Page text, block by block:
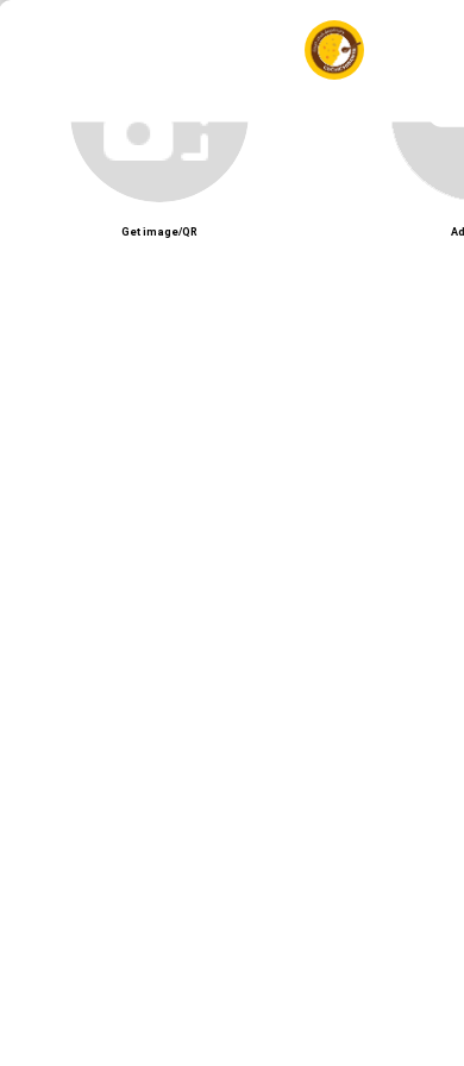
Unmute
CoCo Ichibanya Vietnam – Chuỗi curry Nhật nổi tiếng với cơm
Get image/QR